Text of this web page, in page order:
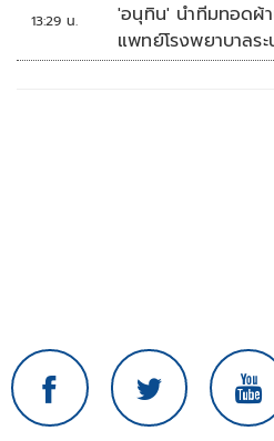
13:29 น.
'อนุทิน' นำทีมทอดผ้
แพทย์โรงพยาบาล
ล้านบาท